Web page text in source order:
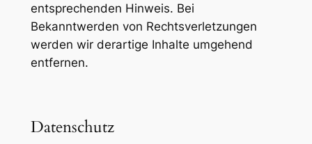
entsprechenden Hinweis. Bei
Bekanntwerden von Rechtsverletzungen
werden wir derartige Inhalte umgehend
entfernen.
Datenschutz